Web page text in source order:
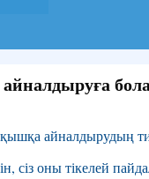
айналдырудың
сіз оны тікелей